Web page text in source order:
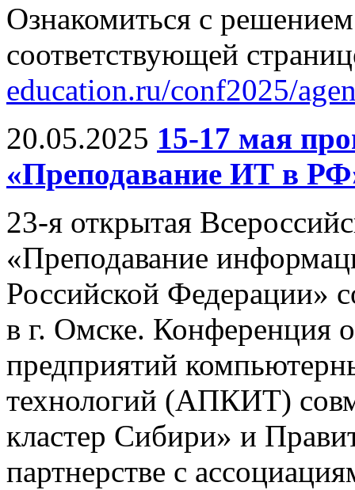
Ознакомиться с
соответствующей
education.ru/conf2025/
20.05.2025 15-17 мая
«Преподавание ИТ в
23-я открытая
«Преподавание
Российской Федерации»
в г. Омске. Конференция
предприятий
технологий (АПКИТ)
кластер Сибири» и
партнерстве с